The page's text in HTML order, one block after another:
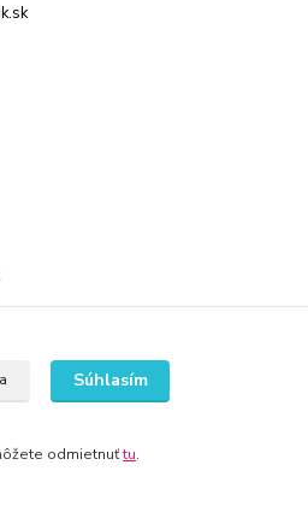
Súhlasím
odmietnuťtu.